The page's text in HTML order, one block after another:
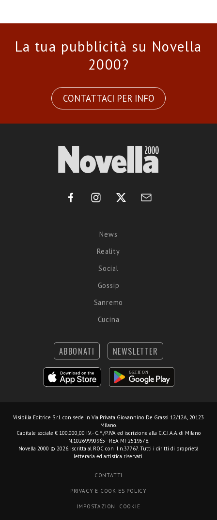
La tua pubblicità su Novella
2000?
CONTATTACI PER INFO
News
Reality
Social
Gossip
Sanremo
Cucina
ABBONATI NEWSLETTER
Visibilia Editrice S.r.l. con sede in Via Privata Giovannino De Grassi 12/12A, 20123
Milano.
Capitale sociale € 100.000,00 I.V. - C.F./P.IVA ed iscrizione alla C.C.I.A.A. di Milano
N.10269990965 - REA MI-2519578.
Novella 2000 © 2026. Iscritta al ROC con il n.37767. Tutti i diritti di proprietà
letteraria ed artistica riservati.
CONTATTI
PRIVACY E COOKIES POLICY
IMPOSTAZIONI COOKIE